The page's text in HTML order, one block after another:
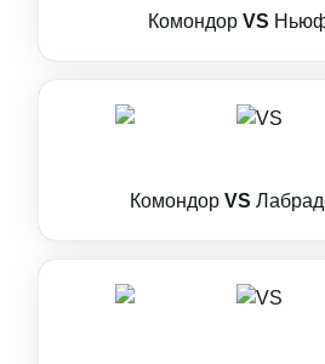
Комондор VS
Комондор VS